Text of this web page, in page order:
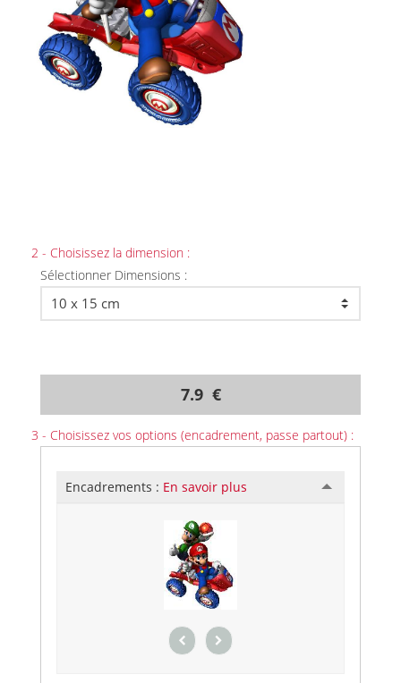
2 - Choisissez la dimension :
Sélectionner Dimensions :
7.9 €
3 - Choisissez vos options (encadrement, passe partout) :
Encadrements : En savoir plus